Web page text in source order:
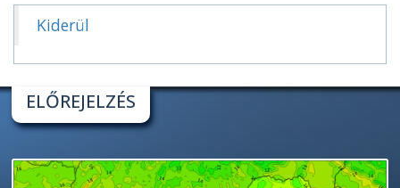
Kiderül
ELŐREJELZÉS